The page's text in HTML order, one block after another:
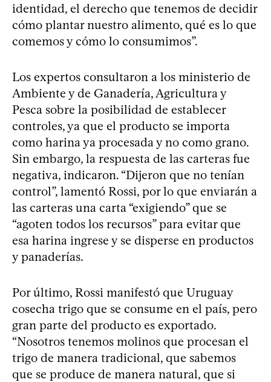
identidad, el derecho que tenemos de decidir
cómo plantar nuestro alimento, qué es lo que
comemos y cómo lo consumimos”.
Los expertos consultaron a los ministerio de
Ambiente y de Ganadería, Agricultura y
Pesca sobre la posibilidad de establecer
controles, ya que el producto se importa
como harina ya procesada y no como grano.
Sin embargo, la respuesta de las carteras fue
negativa, indicaron. “Dijeron que no tenían
control”, lamentó Rossi, por lo que enviarán a
las carteras una carta “exigiendo” que se
“agoten todos los recursos” para evitar que
esa harina ingrese y se disperse en productos
y panaderías.
Por último, Rossi manifestó que Uruguay
cosecha trigo que se consume en el país, pero
gran parte del producto es exportado.
“Nosotros tenemos molinos que procesan el
trigo de manera tradicional, que sabemos
que se produce de manera natural, que si